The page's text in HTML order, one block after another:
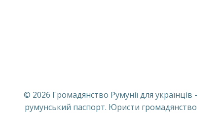
© 2026 Громадянство Румунії для українців -
румунський паспорт. Юристи громадянство